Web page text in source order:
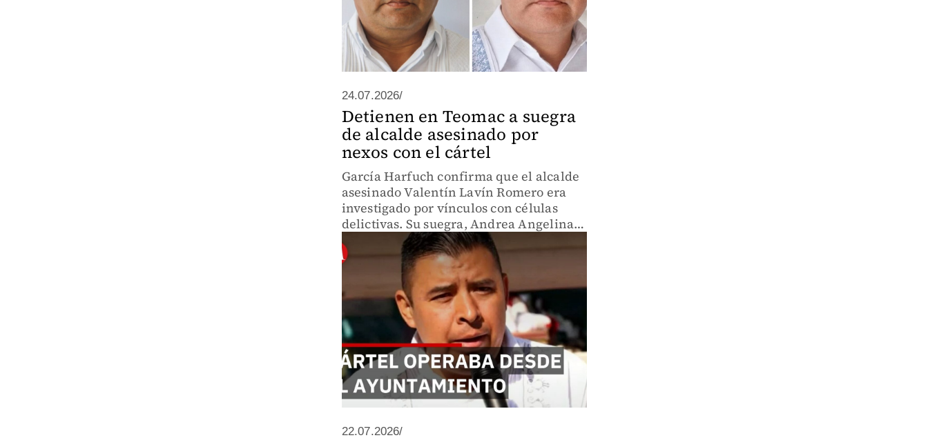
24.07.2026/
Detienen en Teomac a suegra
de alcalde asesinado por
nexos con el cártel
García Harfuch confirma que el alcalde
asesinado Valentín Lavín Romero era
investigado por vínculos con células
delictivas. Su suegra, Andrea Angelina,
operaba desde tesorería municipal.
Rivalidad entre carteles fue la línea
principal del homicidio.
22.07.2026/